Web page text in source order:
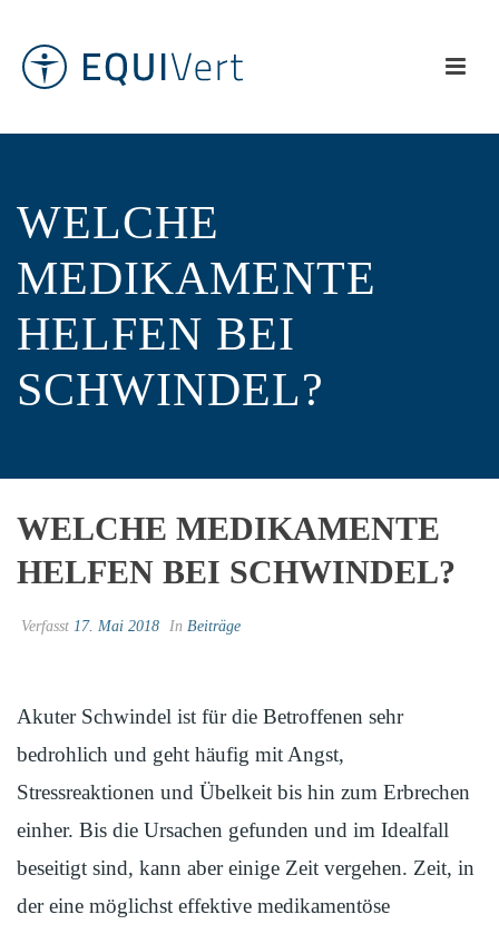
WELCHE
MEDIKAMENTE
HELFEN BEI
SCHWINDEL?
WELCHE MEDIKAMENTE
HELFEN BEI SCHWINDEL?
Verfasst 17. Mai 2018 In Beiträge
Akuter Schwindel ist für die Betroffenen sehr
bedrohlich und geht häufig mit Angst,
Stressreaktionen und Übelkeit bis hin zum Erbrechen
einher. Bis die Ursachen gefunden und im Idealfall
beseitigt sind, kann aber einige Zeit vergehen. Zeit, in
der eine möglichst effektive medikamentöse